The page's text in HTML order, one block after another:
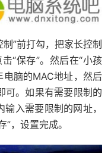
”前打勾，把家长控制
“保存”。然后在“小孩
电脑的MAC地址，然后
可。如果有需要限制的
入需要限制的网址，
，设置完成。